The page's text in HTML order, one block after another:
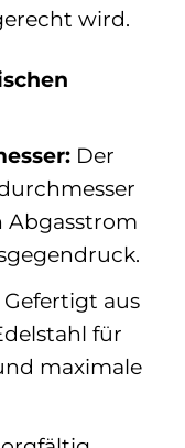
wird.
Der
Abgasstrom
aus
für
maximale